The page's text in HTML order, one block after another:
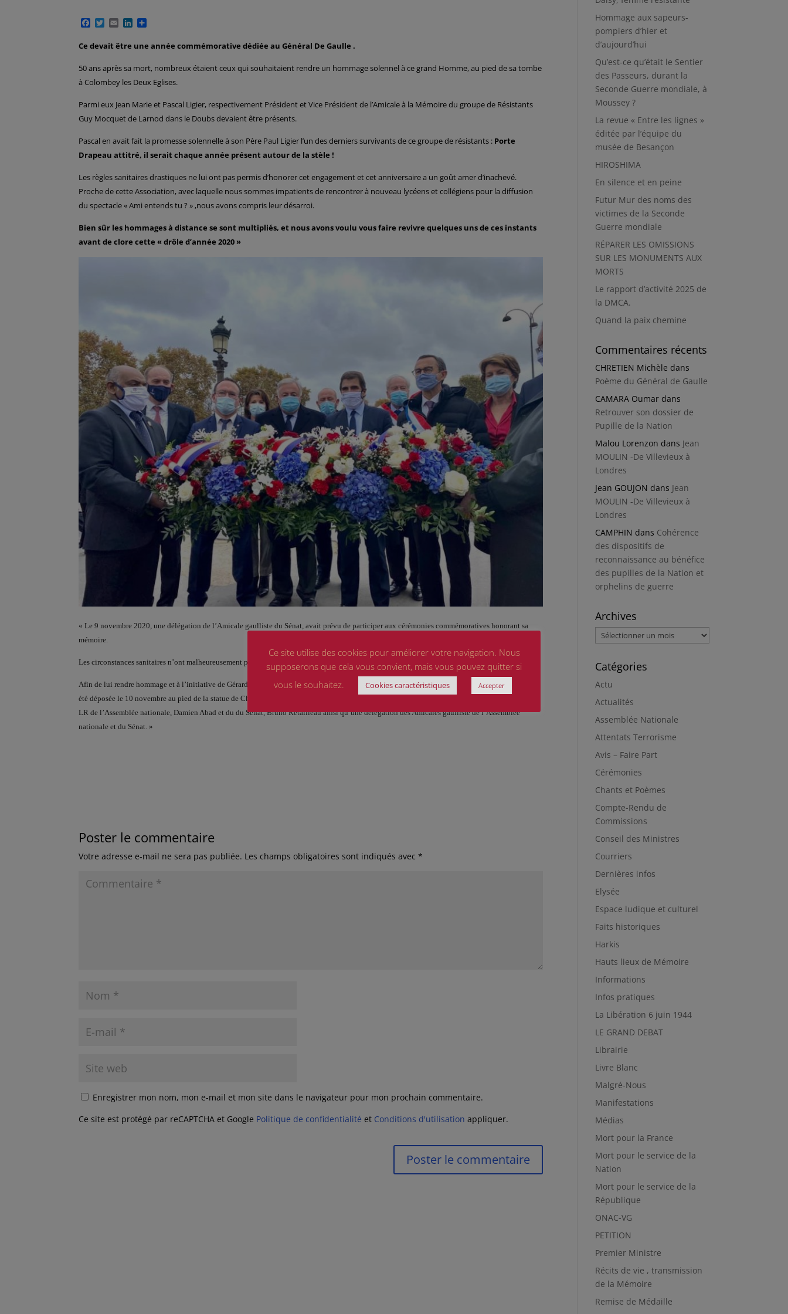
F
c
e
o
o
k
T
i
t
e
r
E
a
i
L
n
k
d
I
n
r
t
g
e
r
Ce devait être une année commémorative dédiée au Général De Gaulle .
50 ans après sa mort, nombreux étaient ceux qui souhaitaient rendre un hommage solennel à ce grand Homme, au pied de sa tombe
à Colombey les Deux Eglises.
Parmi eux Jean Marie et Pascal Ligier, respectivement Président et Vice Président de l’Amicale à la Mémoire du groupe de Résistants
Guy Mocquet de Larnod dans le Doubs devaient être présents.
Pascal en avait fait la promesse solennelle à son Père Paul Ligier l’un des derniers survivants de ce groupe de résistants : Porte
Drapeau attitré, il serait chaque année présent autour de la stèle !
Les règles sanitaires drastiques ne lui ont pas permis d’honorer cet engagement et cet anniversaire a un goût amer d’inachevé.
Proche de cette Association, avec laquelle nous sommes impatients de rencontrer à nouveau lycéens et collégiens pour la diffusion
du spectacle « Ami entends tu ? » ,nous avons compris leur désarroi.
Bien sûr les hommages à distance se sont multipliés, et nous avons voulu vous faire revivre quelques uns de ces instants
avant de clore cette « drôle d’année 2020 »
« Le 9 novembre 2020, une délégation de l’Amicale gaulliste du Sénat, avait prévu de participer aux cérémonies commémoratives honorant sa
mémoire.
Les circonstances sanitaires n’ont malheureusement pas permis ce déplacement à Colombey.
Afin de lui rendre hommage et à l’initiative de Gérard Larcher, président du Sénat et de Christian Jacob, président des Républicains, une gerbe a
été déposée le 10 novembre au pied de la statue de Charles de Gaulle, place Georges Clémenceau à Paris en présence des présidents des groupes
LR de l’Assemblée nationale, Damien Abad et du du Sénat, Bruno Retailleau ainsi qu’une délégation des Amicales gaulliste de l’Assemblée
nationale et du Sénat. »
Poster le commentaire
Votre adresse e-mail ne sera pas publiée. Les champs obligatoires sont indiqués avec*
Enregistrer mon nom, mon e-mail et mon site dans le navigateur pour mon prochain commentaire.
Ce site est protégé par reCAPTCHA et Google Politique de confidentialité et Conditions d'utilisation appliquer.
Hommage aux sapeurs-
pompiers d’hier et
d’aujourd’hui
Qu’est-ce qu’était le Sentier
des Passeurs, durant la
Seconde Guerre mondiale, à
Moussey ?
La revue « Entre les lignes »
éditée par l’équipe du
musée de Besançon
HIROSHIMA
En silence et en peine
Futur Mur des noms des
victimes de la Seconde
Guerre mondiale
RÉPARER LES OMISSIONS
SUR LES MONUMENTS AUX
MORTS
Le rapport d’activité 2025 de
la DMCA.
Quand la paix chemine
Commentaires récents
CHRETIEN Michèle dans
Poème du Général de Gaulle
CAMARA Oumar dans
Retrouver son dossier de
Pupille de la Nation
Malou Lorenzon dans Jean
MOULIN -De Villevieux à
Londres
Jean GOUJON dans Jean
MOULIN -De Villevieux à
Londres
CAMPHIN dans Cohérence
des dispositifs de
reconnaissance au bénéfice
des pupilles de la Nation et
orphelins de guerre
Archives
Archives
Catégories
Actu
Actualités
Assemblée Nationale
Attentats Terrorisme
Avis – Faire Part
Cérémonies
Chants et Poèmes
Compte-Rendu de
Commissions
Conseil des Ministres
Courriers
Dernières infos
Elysée
Espace ludique et culturel
Faits historiques
Harkis
Hauts lieux de Mémoire
Informations
Infos pratiques
La Libération 6 juin 1944
LE GRAND DEBAT
Librairie
Livre Blanc
Malgré-Nous
Manifestations
Médias
Mort pour la France
Mort pour le service de la
Nation
Mort pour le service de la
République
ONAC-VG
PETITION
Premier Ministre
Récits de vie , transmission
de la Mémoire
Remise de Médaille
Ce site utilise des cookies pour améliorer votre navigation. Nous
supposerons que cela vous convient, mais vous pouvez quitter si
vous le souhaitez.
Cookies caractéristiques Accepter